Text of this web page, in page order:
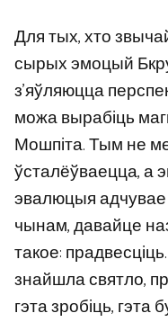
Для тых, хто
сырых эмоцый
з’яўляюцца
можа вырабіць
Мошпіта. Тым не
ўсталёўваецца, а
эвалюцыя адчувае
чынам, давайце
такое:
знайшла святло,
гэта зробіць, гэта